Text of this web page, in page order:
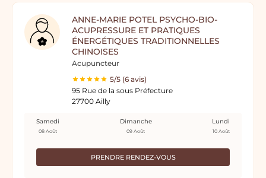
ANNE-MARIE POTEL PSYCHO-BIO-
ACUPRESSURE ET PRATIQUES
ÉNERGÉTIQUES TRADITIONNELLES
CHINOISES
Acupuncteur
5/5 (6 avis)
95 Rue de la sous Préfecture
27700 Ailly
PRENDRE RENDEZ-VOUS
Samedi
08 Août
Dimanche
09 Août
Lundi
10 Août